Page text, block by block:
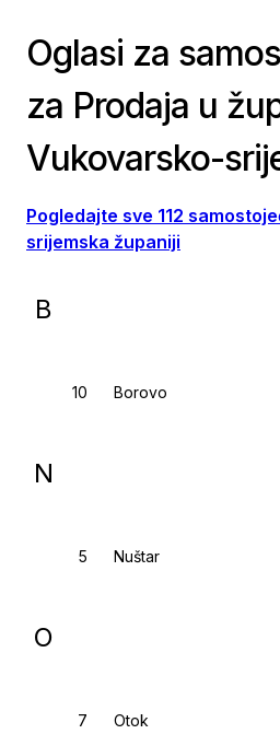
Oglasi za
za Prodaja u
Vukovarsko-
Pogledajte sve 112
srijemska županiji
B
Borovo
N
Nuštar
O
Otok